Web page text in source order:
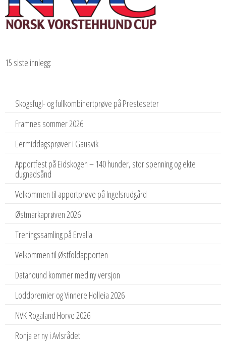
15 siste innlegg:
Skogsfugl- og fullkombinertprøve på Presteseter
Framnes sommer 2026
Eermiddagsprøver i Gausvik
Apportfest på Eidskogen – 140 hunder, stor spenning og ekte
dugnadsånd
Velkommen til apportprøve på Ingelsrudgård
Østmarkaprøven 2026
Treningssamling på Ervalla
Velkommen til Østfoldapporten
Datahound kommer med ny versjon
Loddpremier og Vinnere Holleia 2026
NVK Rogaland Horve 2026
Ronja er ny i Avlsrådet